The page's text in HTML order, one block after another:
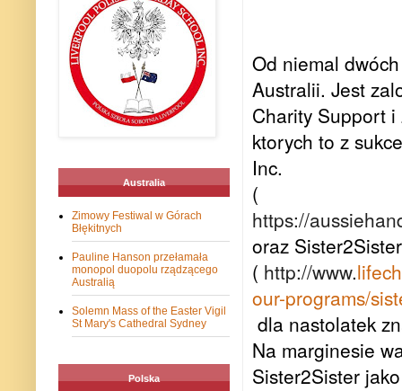
Od niemal
Australii. Jest
Charity Support
ktorych to z
Inc.
(
https://
oraz
( http://www.
our-programs/
dla nastolatek
Na marginesie
Sister2Sister
Australia
Zimowy Festiwal w Górach
Błękitnych
Pauline Hanson przełamała
monopol duopolu rządzącego
Australią
Solemn Mass of the Easter Vigil
St Mary's Cathedral Sydney
Polska